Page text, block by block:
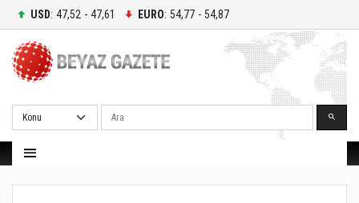
USD: 47,52 - 47,61 EURO: 54,77 - 54,87
Ara